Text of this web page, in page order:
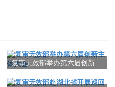
复审无效部举办第六届创新